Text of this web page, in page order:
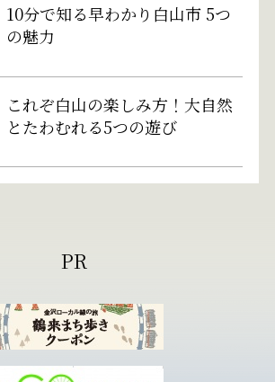
10分で知る早わかり白山市 5つ
の魅力
これぞ白山の楽しみ方！大自然
とたわむれる5つの遊び